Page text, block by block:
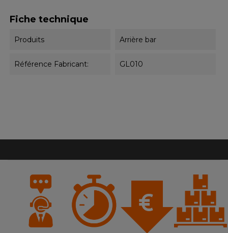
Fiche technique
Produits Arrière bar
Référence Fabricant: GL010